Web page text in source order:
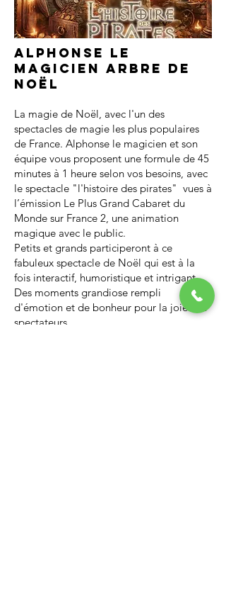
Alphonse le
magicien arbre de
noël
La magie de Noël, avec l'un des
spectacles de magie les plus populaires
de France. Alphonse le magicien et son
équipe vous proposent une formule de 45
minutes à 1 heure selon vos besoins, avec
le spectacle "l'histoire des pirates" vues à
l’émission Le Plus Grand Cabaret du
Monde sur France 2, une animation
magique avec le public.
Petits et grands participeront à ce
fabuleux spectacle de Noël qui est à la
fois interactif, humoristique et intrigant.
Des moments grandiose rempli
d'émotion et de bonheur pour la joie des
spectateurs.